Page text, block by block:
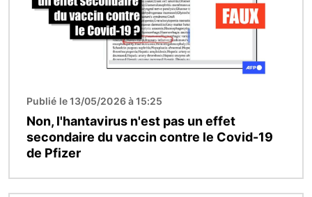
Publié le 13/05/2026 à 15:25
Non, l'hantavirus n'est pas un effet
secondaire du vaccin contre le Covid-19
de Pfizer